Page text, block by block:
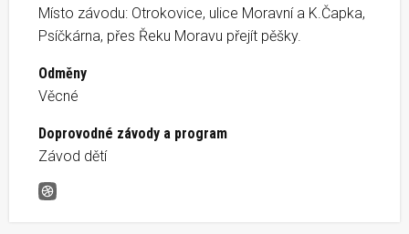
Místo závodu: Otrokovice, ulice Moravní a K.Čapka,
Psíčkárna, přes Řeku Moravu přejít pěšky.
Odměny
Věcné
Doprovodné závody a program
Závod dětí
Trailový běh Tří králů